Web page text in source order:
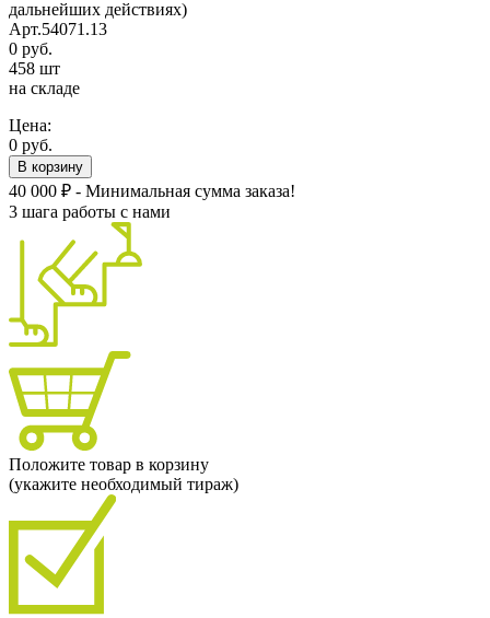
дальнейших действиях)
Арт.54071.13
0 руб.
458 шт
на складе
Цена:
0 руб.
В корзину
40 000 ₽ - Минимальная сумма заказа!
3 шага работы с нами
Положите товар в корзину
(укажите необходимый тираж)